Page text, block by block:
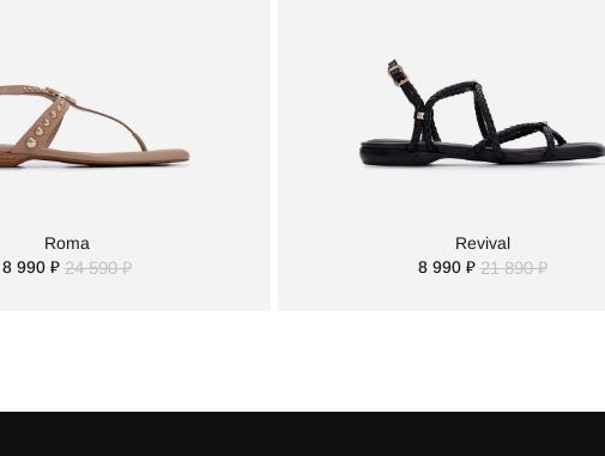
Roma
8 990 ₽ 24 590 ₽
Revival
8 990 ₽ 21 890 ₽